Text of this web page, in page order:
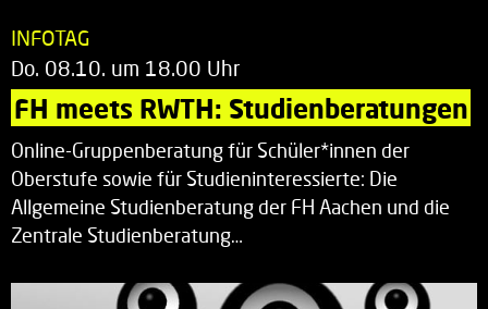
INFOTAG
Do. 08.10. um 18.00 Uhr
FH meets RWTH: Studienberatungen
Online-Gruppenberatung für Schüler*innen der
Oberstufe sowie für Studieninteressierte: Die
Allgemeine Studienberatung der FH Aachen und die
Zentrale Studienberatung…